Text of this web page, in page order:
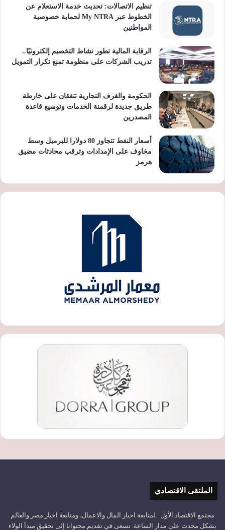
تنظيم الاتصالات: تحديث خدمة الاستعلام عن
الخطوط عبر My NTRA لحماية خصوصية
المواطنين
الرقابة المالية تطور نشاط التخصيم إلكترونيًا..
تدريب الشركات على منظومة تمنع تكرار التمويل
الحكومة والغرف التجارية تتفقان على خارطة
طريق جديدة لرقمنة الخدمات وتوسيع قاعدة
المصدرين
أسعار النفط تتجاوز 80 دولارا للبرميل وسط
مخاوف على الإمدادات وترقب محادثات مضيق
هرمز
الملتقى الاقتصادي
مجتمع الاقتصاد الأول ..لمتابعة اخبار المال والاعمال، ومتابعة اخبار مصر والعالم
بشكل محدث على مدار الساعة. نسعى في تقديم محتوانا إلى تحقيق مبدأ الولاء